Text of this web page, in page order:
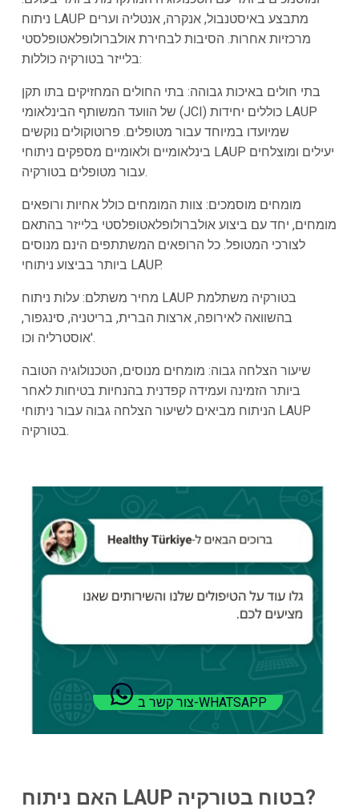
ניתוח LAUP מתבצע באיסטנבול, אנקרה, אנטליה וערים
מרכזיות אחרות. הסיבות לבחירת אולברולופלאטופלסטי
בלייזר בטורקיה כוללות:
בתי חולים באיכות גבוהה: בתי החולים המחזיקים בתו תקן
של הוועד המשותף הבינלאומי (JCI) כוללים יחידות LAUP
שמיועדו במיוחד עבור מטופלים. פרוטוקולים נוקשים
בינלאומיים ולאומיים מספקים ניתוחי LAUP יעילים ומוצלחים
עבור מטופלים בטורקיה.
מומחים מוסמכים: צוות המומחים כולל אחיות ורופאים
מומחים, יחד עם ביצוע אולברולופלאטופלסטי בלייזר בהתאם
לצורכי המטופל. כל הרופאים המשתתפים הינם מנוסים
ביותר בביצוע ניתוחי LAUP.
מחיר משתלם: עלות ניתוח LAUP בטורקיה משתלמת
בהשוואה לאירופה, ארצות הברית, בריטניה, סינגפור,
אוסטרליה וכו'.
שיעור הצלחה גבוה: מומחים מנוסים, הטכנולוגיה הטובה
ביותר הזמינה ועמידה קפדנית בהנחיות בטיחות לאחר
הניתוח מביאים לשיעור הצלחה גבוה עבור ניתוחי LAUP
בטורקיה.
צור קשר ב-WHATSAPP
האם ניתוח LAUP בטוח בטורקיה?